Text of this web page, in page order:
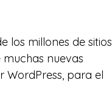
los millones de sitios
nuevas
WordPress, para el